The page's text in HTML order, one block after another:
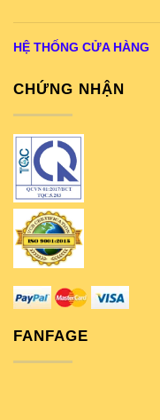
HỆ THỐNG CỬA HÀNG
CHỨNG NHẬN
FANFAGE